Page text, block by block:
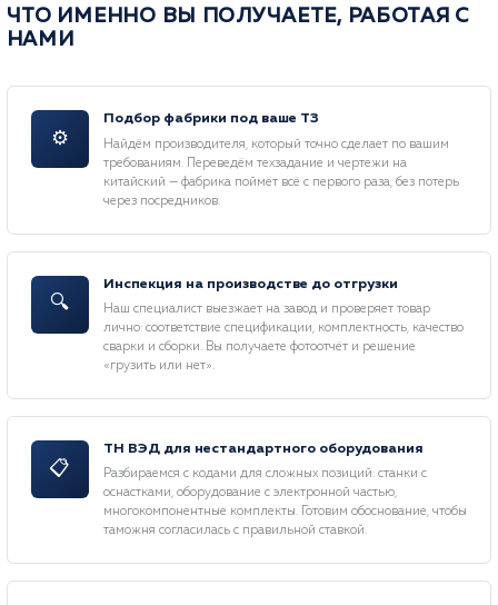
ЧТО ИМЕННО ВЫ ПОЛУЧАЕТЕ, РАБОТАЯ С
НАМИ
⚙
Подбор фабрики под ваше ТЗ
Найдём производителя, который точно сделает по вашим
требованиям. Переведём техзадание и чертежи на
китайский — фабрика поймёт всё с первого раза, без потерь
через посредников.
🔍
Инспекция на производстве до отгрузки
Наш специалист выезжает на завод и проверяет товар
лично: соответствие спецификации, комплектность, качество
сварки и сборки. Вы получаете фотоотчёт и решение
«грузить или нет».
📋
ТН ВЭД для нестандартного оборудования
Разбираемся с кодами для сложных позиций: станки с
оснастками, оборудование с электронной частью,
многокомпонентные комплекты. Готовим обоснование, чтобы
таможня согласилась с правильной ставкой.